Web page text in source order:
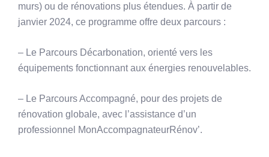
murs) ou de rénovations plus étendues. À partir de
janvier 2024, ce programme offre deux parcours :
– Le Parcours Décarbonation, orienté vers les
équipements fonctionnant aux énergies renouvelables.
– Le Parcours Accompagné, pour des projets de
rénovation globale, avec l’assistance d’un
professionnel MonAccompagnateurRénov’.